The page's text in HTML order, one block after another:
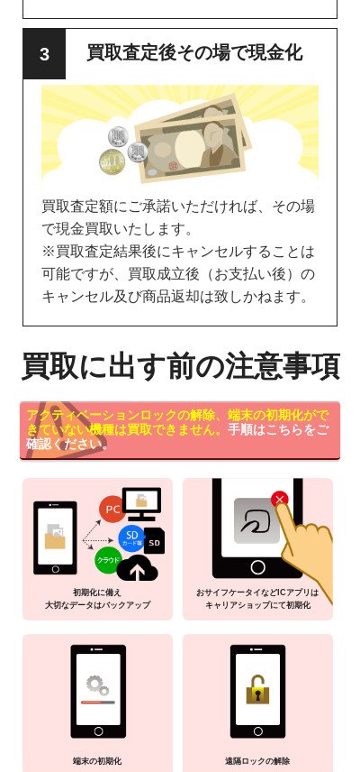
買取査定後その場で現金化
買取査定額にご承諾いただければ、その場
で現金買取いたします。
※買取査定結果後にキャンセルすることは
可能ですが、買取成立後（お支払い後）の
キャンセル及び商品返却は致しかねます。
買取に出す前の注意事項
アクティベーションロックの解除、端末の初期化がで
きていない機種は買取できません。 手順はこちらをご
確認ください。
初期化に備え
大切なデータはバックアップ
おサイフケータイなどICアプリは
キャリアショップにて初期化
端末の初期化 遠隔ロックの解除